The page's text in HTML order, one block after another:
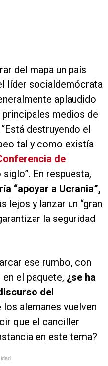
del mapa un país
líder socialdemócrata
aplaudido
medios de
destruyendo el
tal y como existía
de
En respuesta,
“apoyar a Ucrania”,
lejos y lanzar un “gran
la seguridad
ese rumbo, con
el paquete, ¿se ha
del
los alemanes vuelven
que el canciller
en este tema?